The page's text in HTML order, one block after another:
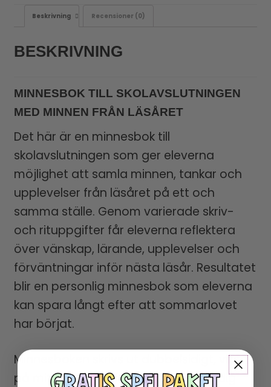
Beskrivning Recensioner (0)
BESKRIVNING
MINNESBOK TILL SKOLAVSLUTNINGEN
MED MINNEN FRÅN LÄSÅRET
Det här är en minnesbok till
skolavslutningen som ger eleverna
möjlighet att samla minnen, tankar och
upplevelser från läsåret på ett och
samma ställe. Genom varierade skriv-
och rituppgifter får eleverna reflektera
över vänskap, lärande, upplevelser och
förväntningar inför nästa läsår. Resultatet
blir en personlig minnesbok som eleverna
kan spara långt efter att sommarlovet
har börjat.
Minnesboken skrivs ut dubbelsidigt, viks
på mitten och häftas ihop till en färdig